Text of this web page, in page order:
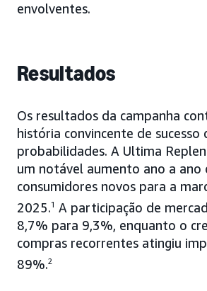
envolventes.
Resultados
Os resultados da campanha
história convincente de
probabilidades. A Ultima
um notável aumento ano a ano
consumidores novos para a
2025.1 A participação de
8,7% para 9,3%, enquanto o
compras recorrentes atingiu
89%.2